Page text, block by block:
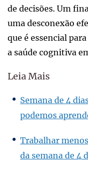
de decisões. Um
uma desconexão
que é essencial
a saúde cognitiva
Leia Mais
Semana de 4
podemos
Trabalhar
da semana de 4